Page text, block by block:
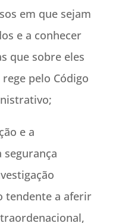
em que sejam
e a conhecer
que sobre eles
pelo Código
e a
tendente a aferir